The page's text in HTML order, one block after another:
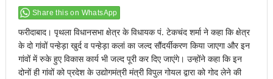
Share this on WhatsApp
फरीदाबाद। पृथला विधानसभा क्षेत्र के विधायक पं. टेकचंद शर्मा ने कहा कि क्षेत्र
के दो गांवों पन्हेड़ा खुर्द व पन्हेड़ा कलां का जल्द सौंदर्यीकरण किया जाएगा और इन
गांवों में रुके हुए विकास कार्य भी जल्द पूरी कर दिए जाएंगे। उन्होंने कहा कि इन
दोनों ही गांवों को प्रदेश के उद्योगमंत्री मंत्री विपुल गोयल द्वारा को गोद लेने की